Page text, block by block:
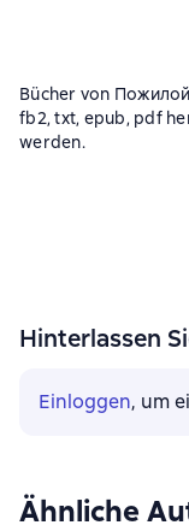
Bücher von
fb2, txt, epub, pdf
werden.
Hinterlassen
Einloggen, um
Ähnliche